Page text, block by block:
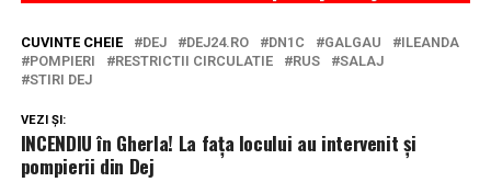
CUVINTE CHEIE DEJ DEJ24.RO DN1C GALGAU
ILEANDA
POMPIERI
RESTRICTII CIRCULATIE RUS
SALAJ
STIRI DEJ
VEZI ȘI:
INCENDIU în Gherla! La fața locului au intervenit și
pompierii din Dej